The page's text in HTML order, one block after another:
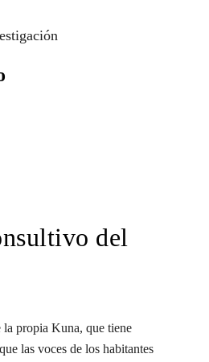
del
la propia Kuna, que tiene
las voces de los habitantes